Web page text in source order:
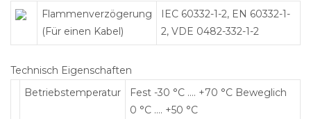
Flammenverzögerung
(Für einen Kabel)
IEC 60332-1-2, EN 60332-1-
2, VDE 0482-332-1-2
Technisch Eigenschaften
Betriebstemperatur
Fest -30 °C …. +70 °C Beweglich
0 °C …. +50 °C